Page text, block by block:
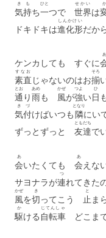
気
き
持
も
ち一
ひと
つで 世界
せかい
は
か
ドキドキは進化形
しんかけい
だか
ケンカしても すぐに
あ
素直
すなお
じゃないのはお揃
そろ
通
とお
り雨
あめ
も 風
かぜ
が強
つよ
い日
ひ
気
き
付
づ
けばいつも隣
となり
にい
ずっとずっと 友達
ともだち
で
会
あ
いたくても 会
あ
えな
サヨナラが連
つ
れてきた
風
かぜ
を切
き
ってこう 止
と
ま
駆
か
ける 自転車
じてんしゃ
どこま